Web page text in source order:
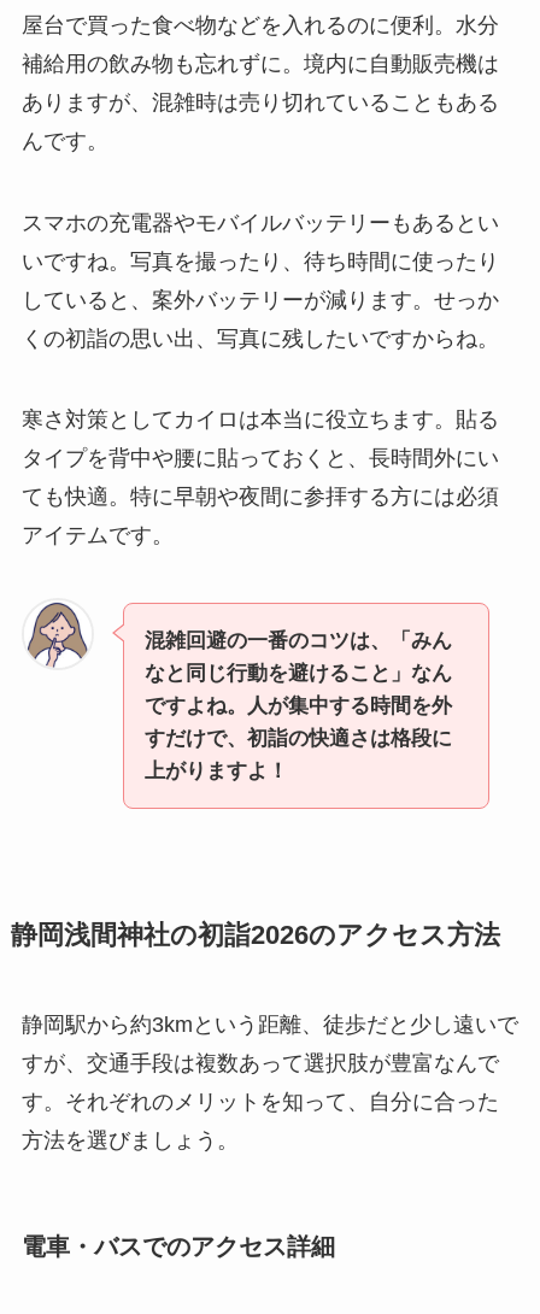
屋台で買った食べ物などを入れるのに便利。水分
補給用の飲み物も忘れずに。境内に自動販売機は
ありますが、混雑時は売り切れていることもある
んです。
スマホの充電器やモバイルバッテリーもあるとい
いですね。写真を撮ったり、待ち時間に使ったり
していると、案外バッテリーが減ります。せっか
くの初詣の思い出、写真に残したいですからね。
寒さ対策としてカイロは本当に役立ちます。貼る
タイプを背中や腰に貼っておくと、長時間外にい
ても快適。特に早朝や夜間に参拝する方には必須
アイテムです。
混雑回避の一番のコツは、「みん
なと同じ行動を避けること」なん
ですよね。人が集中する時間を外
すだけで、初詣の快適さは格段に
上がりますよ！
静岡浅間神社の初詣2026のアクセス方法
静岡駅から約3kmという距離、徒歩だと少し遠いで
すが、交通手段は複数あって選択肢が豊富なんで
す。それぞれのメリットを知って、自分に合った
方法を選びましょう。
電車・バスでのアクセス詳細